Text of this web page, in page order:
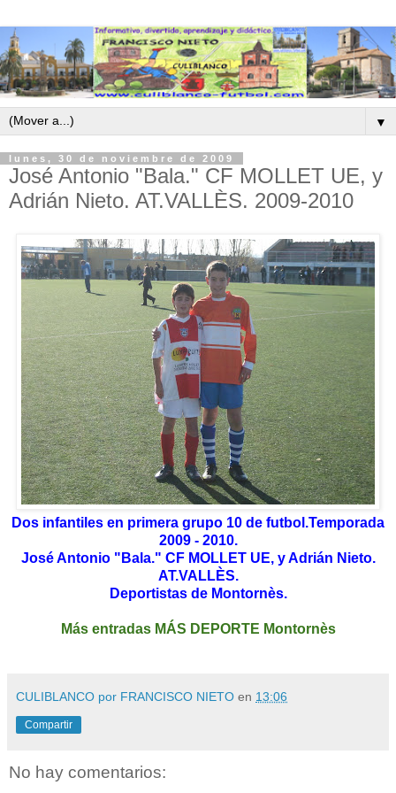
▼
lunes, 30 de noviembre de 2009
José Antonio "Bala." CF MOLLET UE, y
Adrián Nieto. AT.VALLÈS. 2009-2010
Dos infantiles en primera grupo 10 de futbol.Temporada
2009 - 2010.
José Antonio "Bala." CF MOLLET UE, y Adrián Nieto.
AT.VALLÈS.
Deportistas de Montornès.
Más entradas MÁS DEPORTE Montornès
CULIBLANCO por FRANCISCO NIETO en 13:06
Compartir
No hay comentarios: